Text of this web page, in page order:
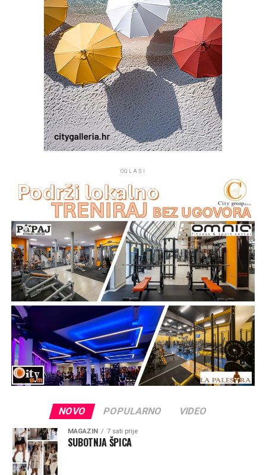
Na mjestu crkvice Gospe od Sniga pomorci su 1514.
godine pronašli sliku Gospe od Sniga te je u njenu čast i
spomen podignuta crkva koja je od tada mjesto vjere,
pouzdanja i izraz ljubavi prema nebeskoj Majci.
„Taj kip je znak vjere, podsjetnik da je Gospa trajno
prisutna među svojim narodom i da majčinskom brigom
prati sve koji tuda prolaze. Gospin pogled je okrenut
prema moru, prema brodicama koje plove tom uvalom,
prema ribarima i obiteljima koje putuju između otoka i
prema putnicima tim morskim putem. To je pogled naše
nebeske Majke koja nas voli, bdije nad nama, hrabri, tješi
i zagovara svoju djecu pred Bogom“, rekao je mons.
Zgrablić.
OGLASI
NOVO POPULARNO VIDEO
MAGAZIN 7 sati prije
SUBOTNJA ŠPICA